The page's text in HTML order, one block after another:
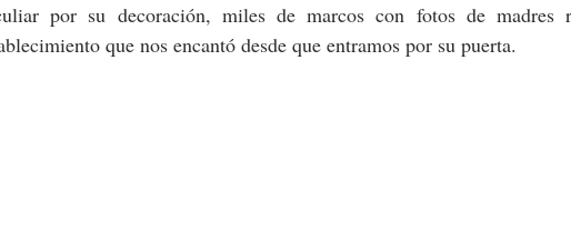
por su decoración, miles de marcos con fotos de madres
que nos encantó desde que entramos por su puerta.